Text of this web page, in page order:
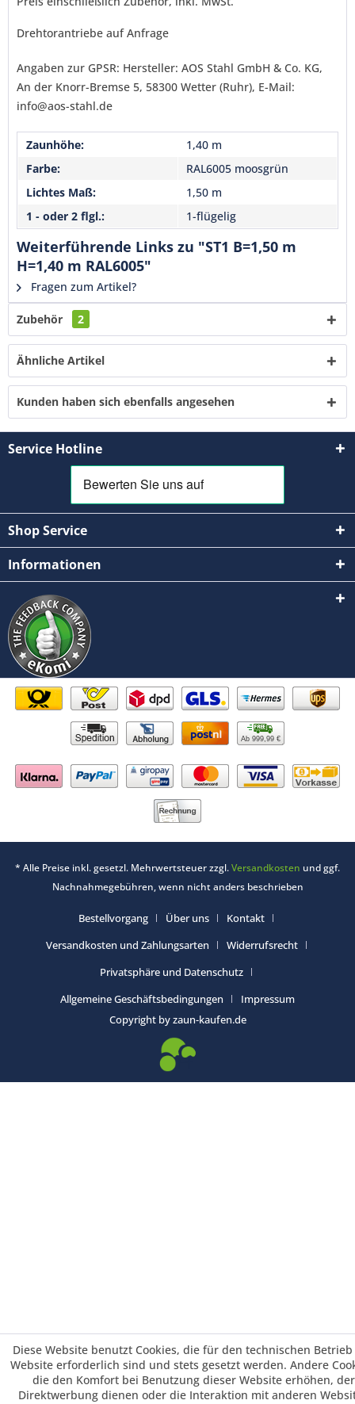
Drehtorantriebe auf Anfrage
Angaben zur GPSR: Hersteller: AOS Stahl GmbH & Co. KG,
An der Knorr-Bremse 5, 58300 Wetter (Ruhr), E-Mail:
info@aos-stahl.de
Zaunhöhe:
1,40 m
Farbe:
RAL6005 moosgrün
Lichtes Maß:
1,50 m
1 - oder 2 flgl.:
1-flügelig
Weiterführende Links zu "ST1 B=1,50 m
H=1,40 m RAL6005"
Fragen zum Artikel?
Zubehör 2
Ähnliche Artikel
Kunden haben sich ebenfalls angesehen
Service Hotline
Shop Service
Informationen
Ab 999,99 €
* Alle Preise inkl. gesetzl. Mehrwertsteuer zzgl.Versandkosten und ggf.
Nachnahmegebühren, wenn nicht anders beschrieben
Bestellvorgang Über uns
Kontakt
Versandkosten und Zahlungsarten
Widerrufsrecht
Privatsphäre und Datenschutz
Allgemeine Geschäftsbedingungen
Impressum
Copyright by zaun-kaufen.de
Diese Website benutzt Cookies, die für den technischen
Website erforderlich sind und stets gesetzt werden. Andere
die den Komfort bei Benutzung dieser Website erhöhen, der
Direktwerbung dienen oder die Interaktion mit anderen